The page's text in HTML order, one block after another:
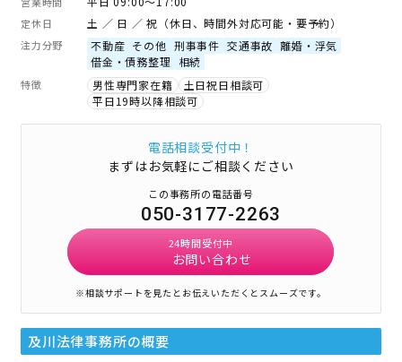
定休日 土 ／ 日 ／ 祝（休日、時間外対応可能・要予約）
注力分野 不動産 その他 刑事事件 交通事故 離婚・浮気
借金・債務整理
相続
特徴 男性専門家在籍
土日祝日相談可
平日19時以降相談可
電話相談受付中！
まずはお気軽にご相談ください
この事務所の電話番号
050-3177-2263
24時間受付中
お問い合わせ
※相談サポートを見たとお伝えいただくとスムーズです。
及川法律事務所の概要